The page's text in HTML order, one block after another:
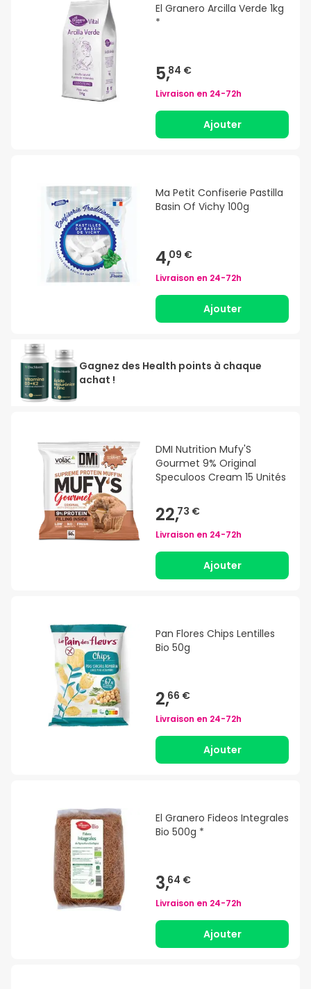
El Granero Arcilla Verde 1kg
*
5,84 €
Livraison en 24-72h
Ajouter
Ma Petit Confiserie Pastilla
Basin Of Vichy 100g
4,09 €
Livraison en 24-72h
Ajouter
Gagnez des Health points à chaque
achat !
DMI Nutrition Mufy'S
Gourmet 9% Original
Speculoos Cream 15 Unités
22,73 €
Livraison en 24-72h
Ajouter
Pan Flores Chips Lentilles
Bio 50g
2,66 €
Livraison en 24-72h
Ajouter
El Granero Fideos Integrales
Bio 500g *
3,64 €
Livraison en 24-72h
Ajouter